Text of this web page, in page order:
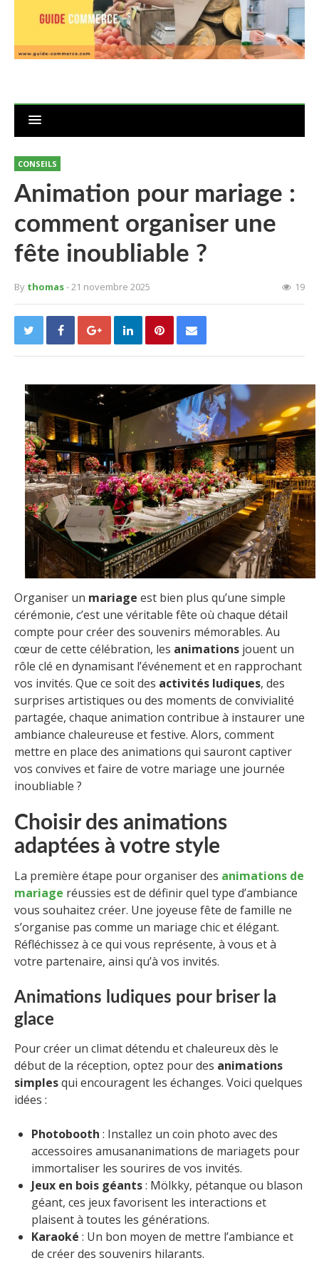
CONSEILS
Animation pour mariage :
comment organiser une
fête inoubliable ?
By thomas- 21 novembre 2025 19
Organiser un mariage est bien plus qu’une simple
cérémonie, c’est une véritable fête où chaque détail
compte pour créer des souvenirs mémorables. Au
cœur de cette célébration, les animations jouent un
rôle clé en dynamisant l’événement et en rapprochant
vos invités. Que ce soit des activités ludiques, des
surprises artistiques ou des moments de convivialité
partagée, chaque animation contribue à instaurer une
ambiance chaleureuse et festive. Alors, comment
mettre en place des animations qui sauront captiver
vos convives et faire de votre mariage une journée
inoubliable ?
Choisir des animations
adaptées à votre style
La première étape pour organiser des animations de
mariage réussies est de définir quel type d’ambiance
vous souhaitez créer. Une joyeuse fête de famille ne
s’organise pas comme un mariage chic et élégant.
Réfléchissez à ce qui vous représente, à vous et à
votre partenaire, ainsi qu’à vos invités.
Animations ludiques pour briser la
glace
Pour créer un climat détendu et chaleureux dès le
début de la réception, optez pour des animations
simplesqui encouragent les échanges. Voici quelques
idées :
Photobooth : Installez un coin photo avec des
accessoires amusananimations de mariagets pour
immortaliser les sourires de vos invités.
Jeux en bois géants: Mölkky, pétanque ou blason
géant, ces jeux favorisent les interactions et
plaisent à toutes les générations.
Karaoké : Un bon moyen de mettre l’ambiance et
de créer des souvenirs hilarants.